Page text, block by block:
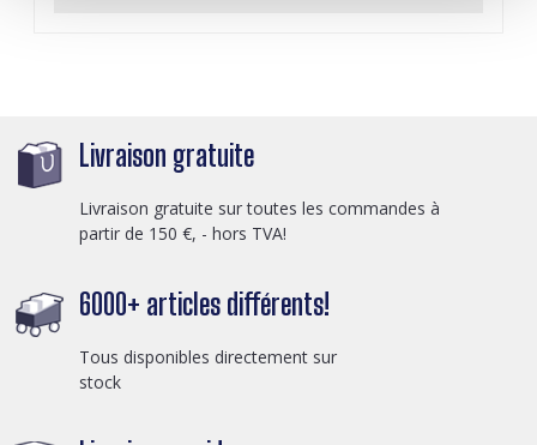
Livraison gratuite
Livraison gratuite sur toutes les commandes à
partir de 150 €, - hors TVA!
6000+ articles différents!
Tous disponibles directement sur
stock